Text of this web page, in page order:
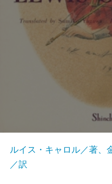
ルイス・キャロル／著、
／訳